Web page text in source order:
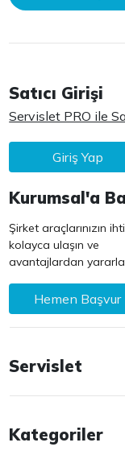
Satıcı Girişi
Servislet PRO ile
Giriş Yap
Kurumsal'a
Şirket araçlarınızın
kolayca ulaşın ve
avantajlardan
Hemen Başvur
Servislet
Kategoriler